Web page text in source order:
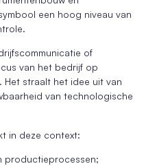
een hoog niveau van
of
van het bedrijf op
Het straalt het idee uit van
van technologische
in deze context:
productieprocessen;